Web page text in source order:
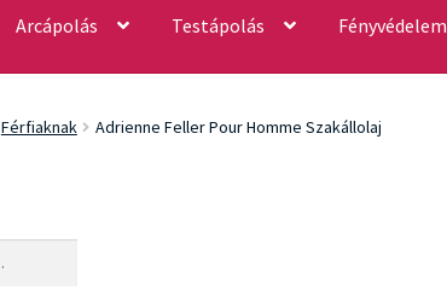
Arcápolás Testápolás Fényvédelem
Férfiaknak Adrienne Feller Pour Homme Szakállolaj